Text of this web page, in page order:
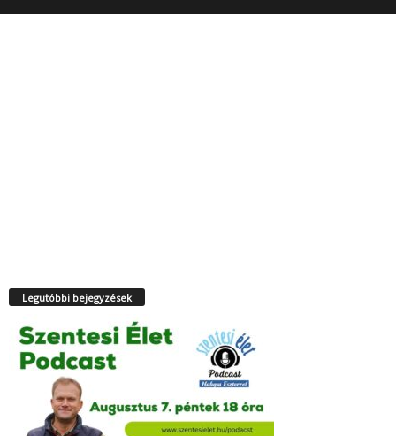
Legutóbbi bejegyzések